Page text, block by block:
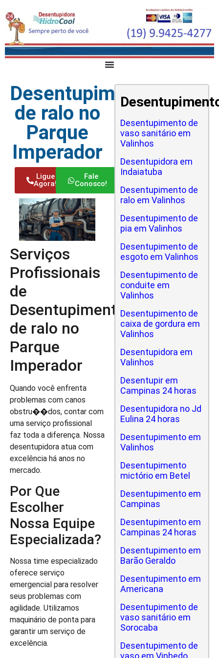
Desentupimento
de ralo no
Parque
Imperador
Ligue
Agora!
Fale
Conosco!
Serviços
Profissionais
de
Desentupimento
de ralo no
Parque
Imperador
Quando você enfrenta
problemas com canos
obstru��dos, contar com
uma serviço profissional
faz toda a diferença. Nossa
desentupidora atua com
excelência há anos no
mercado.
Por Que
Escolher
Nossa Equipe
Especializada?
Nossa time especializado
oferece serviço
emergencial para resolver
seus problemas com
agilidade. Utilizamos
maquinário de ponta para
garantir um serviço de
excelência.
Desentupimento de
vaso sanitário em
Valinhos
Desentupidora em
Indaiatuba
Desentupimento de
ralo em Valinhos
Desentupimento de
pia em Valinhos
Desentupimento de
esgoto em Valinhos
Desentupimento de
conduite em
Valinhos
Desentupimento de
caixa de gordura em
Valinhos
Desentupidora em
Valinhos
Desentupir em
Campinas 24 horas
Desentupidora no Jd
Eulina 24 horas
Desentupimento em
Valinhos
Desentupimento
mictório em Betel
Desentupimento em
Campinas
Desentupimento em
Campinas 24 horas
Desentupimento em
Barão Geraldo
Desentupimento em
Americana
Desentupimento de
vaso sanitário em
Sorocaba
Desentupimento de
vaso em Vinhedo